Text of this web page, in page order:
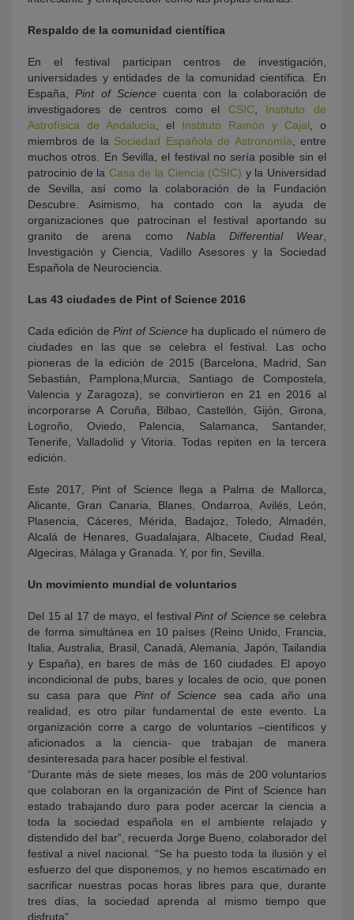
Respaldo de la comunidad científica
En el festival participan centros de investigación,
universidades y entidades de la comunidad científica. En
España,Pint of Science cuenta con la colaboración de
investigadores de centros como el CSIC, Instituto de
Astrofísica de Andalucía , el Instituto Ramón y Cajal , o
miembros de la Sociedad Española de Astronomía , entre
muchos otros. En Sevilla, el festival no sería posible sin el
patrocinio de la Casa de la Ciencia (CSIC) y la Universidad
de Sevilla, así como la colaboración de la Fundación
Descubre. Asimismo, ha contado con la ayuda de
organizaciones que patrocinan el festival aportando su
granito de arena como Nabla Differential Wear
Investigación y Ciencia, Vadillo Asesores y la Sociedad
Española de Neurociencia.
Las 43 ciudades de Pint of Science 2016
Cada edición dePint of Science ha duplicado el número de
ciudades en las que se celebra el festival. Las ocho
pioneras de la edición de 2015 (Barcelona, Madrid, San
Sebastián, Pamplona,Murcia, Santiago de Compostela,
Valencia y Zaragoza), se convirtieron en 21 en 2016 al
incorporarse A Coruña, Bilbao, Castellón, Gijón, Girona,
Logroño, Oviedo, Palencia, Salamanca, Santander,
Tenerife, Valladolid y Vitoria. Todas repiten en la tercera
edición.
Este 2017, Pint of Science llega a Palma de Mallorca,
Alicante, Gran Canaria, Blanes, Ondarroa, Avilés, León,
Plasencia, Cáceres, Mérida, Badajoz, Toledo, Almadén,
Alcalá de Henares, Guadalajara, Albacete, Ciudad Real,
Algeciras, Málaga y Granada. Y, por fin, Sevilla.
Un movimiento mundial de voluntarios
Del 15 al 17 de mayo, el festivalPint of Science se celebra
de forma simultánea en 10 países (Reino Unido, Francia,
Italia, Australia, Brasil, Canadá, Alemania, Japón, Tailandia
y España), en bares de más de 160 ciudades. El apoyo
incondicional de pubs, bares y locales de ocio, que ponen
su casa para que Pint of Science sea cada año una
realidad, es otro pilar fundamental de este evento. La
organización corre a cargo de voluntarios –científicos y
aficionados a la ciencia- que trabajan de manera
desinteresada para hacer posible el festival.
“Durante más de siete meses, los más de 200 voluntarios
que colaboran en la organización de Pint of Science han
estado trabajando duro para poder acercar la ciencia a
toda la sociedad española en el ambiente relajado y
distendido del bar”, recuerda Jorge Bueno, colaborador del
festival a nivel nacional. “Se ha puesto toda la ilusión y el
esfuerzo del que disponemos, y no hemos escatimado en
sacrificar nuestras pocas horas libres para que, durante
tres días, la sociedad aprenda al mismo tiempo que
disfruta”.